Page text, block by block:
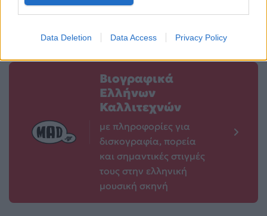
Data Deletion Data Access Privacy Policy
09.07.2026
Βιογραφικά
Ελλήνων
Καλλιτεχνών
με πληροφορίες για
δισκογραφία, πορεία
και σημαντικές στιγμές
τους στην ελληνική
μουσική σκηνή